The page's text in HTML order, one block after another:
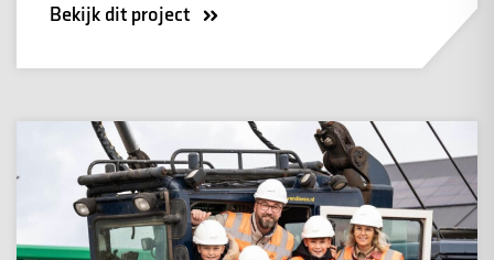
Bekijk dit project